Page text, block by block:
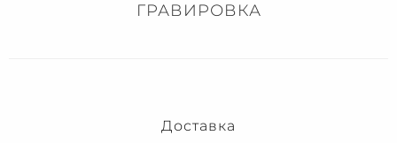
ГРАВИРОВКА
Доставка